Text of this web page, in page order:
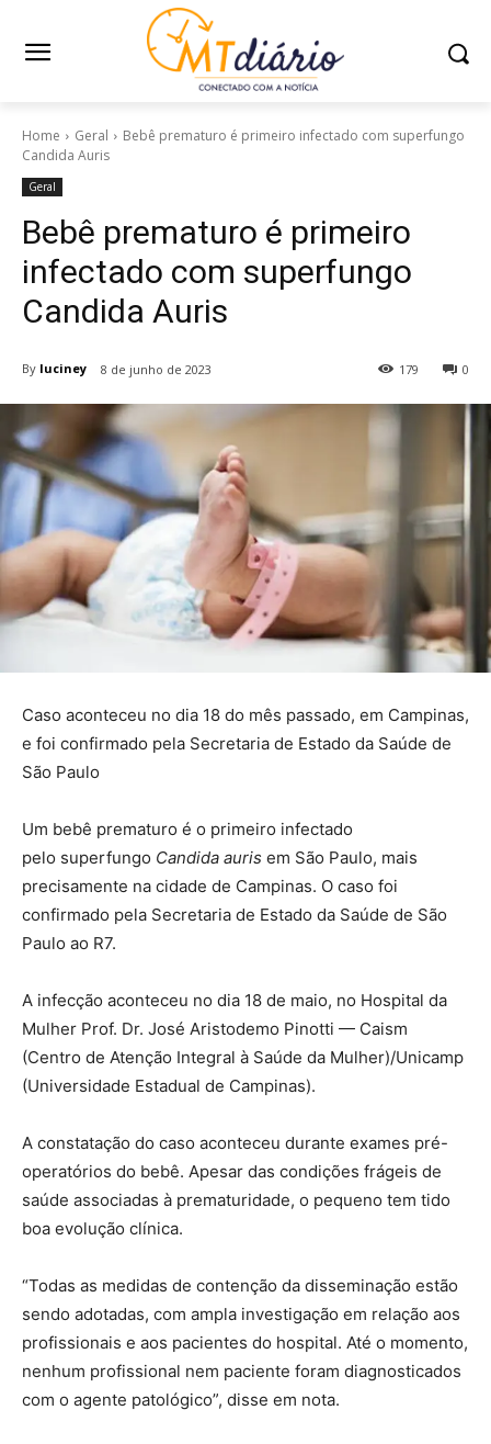
Home Geral
Bebê prematuro é primeiro infectado com superfungo
Candida Auris
Geral
Bebê prematuro é primeiro
infectado com superfungo
Candida Auris
By luciney 8 de junho de 2023 0
179
Caso aconteceu no dia 18 do mês passado, em Campinas,
e foi confirmado pela Secretaria de Estado da Saúde de
São Paulo
Um bebê prematuro é o primeiro infectado
pelo superfungo Candida auris em São Paulo, mais
precisamente na cidade de Campinas. O caso foi
confirmado pela Secretaria de Estado da Saúde de São
Paulo ao R7.
A infecção aconteceu no dia 18 de maio, no Hospital da
Mulher Prof. Dr. José Aristodemo Pinotti — Caism
(Centro de Atenção Integral à Saúde da Mulher)/Unicamp
(Universidade Estadual de Campinas).
A constatação do caso aconteceu durante exames pré-
operatórios do bebê. Apesar das condições frágeis de
saúde associadas à prematuridade, o pequeno tem tido
boa evolução clínica.
“Todas as medidas de contenção da disseminação estão
sendo adotadas, com ampla investigação em relação aos
profissionais e aos pacientes do hospital. Até o momento,
nenhum profissional nem paciente foram diagnosticados
com o agente patológico”, disse em nota.